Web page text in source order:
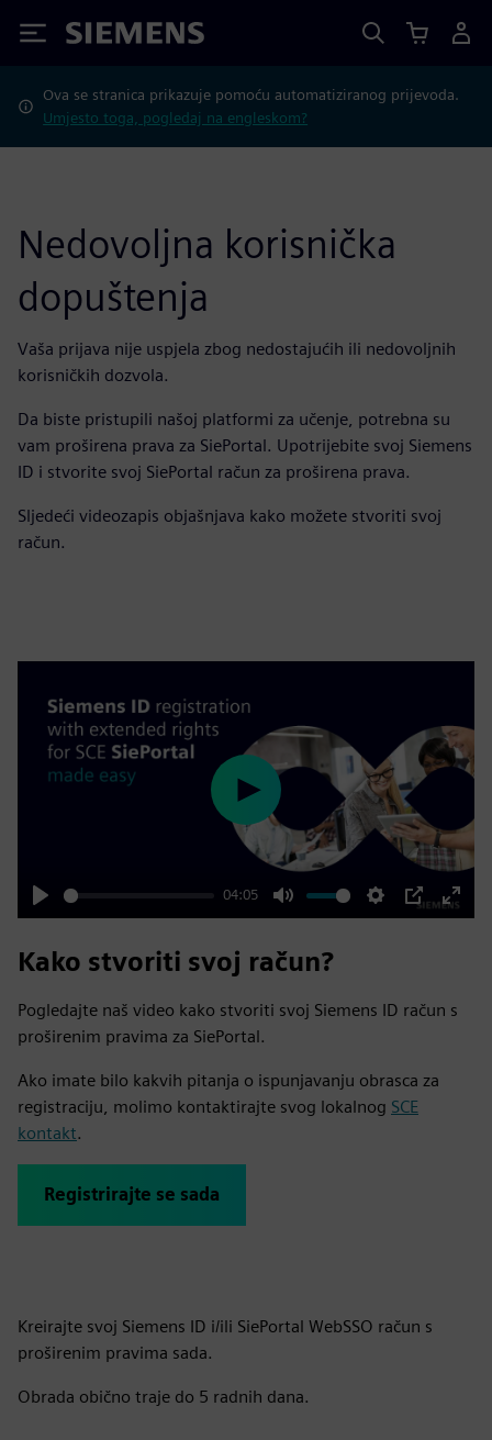
Siemens
Ova se stranica prikazuje pomoću automatiziranog prijevoda.
Umjesto toga, pogledaj na engleskom?
Nedovoljna korisnička
dopuštenja
Vaša prijava nije uspjela zbog nedostajućih ili nedovoljnih
korisničkih dozvola.
Da biste pristupili našoj platformi za učenje, potrebna su
vam proširena prava za SiePortal. Upotrijebite svoj Siemens
ID i stvorite svoj SiePortal račun za proširena prava.
Sljedeći videozapis objašnjava kako možete stvoriti svoj
račun.
Play
04:05
Mute Settings
PIP
Enter
Play
Kako stvoriti svoj račun?
Pogledajte naš video kako stvoriti svoj Siemens ID račun s
proširenim pravima za SiePortal.
Ako imate bilo kakvih pitanja o ispunjavanju obrasca za
registraciju, molimo kontaktirajte svog lokalnog SCE
kontakt.
Registrirajte se sada
Kreirajte svoj Siemens ID i/ili SiePortal WebSSO račun s
proširenim pravima sada.
Obrada obično traje do 5 radnih dana.